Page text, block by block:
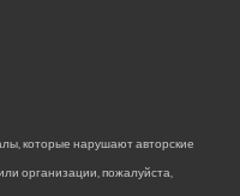
которые нарушают авторские
организации, пожалуйста,